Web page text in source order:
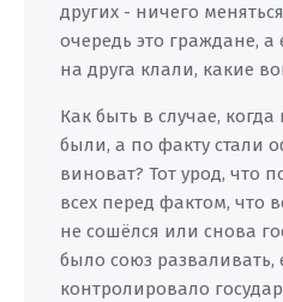
других - ничего
очередь это граждане, а
на друга клали, какие
Как быть в случае,
были, а по факту стали
виноват? Тот урод, что
всех перед фактом, что
не сошёлся или снова
было союз разваливать,
контролировало